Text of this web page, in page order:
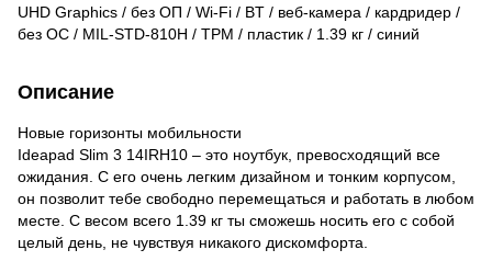
UHD Graphics / без ОП / Wi-Fi / BT / веб-камера / кардридер /
без ОС / MIL-STD-810H / TPM / пластик / 1.39 кг / синий
Описание
Новые горизонты мобильности
Ideapad Slim 3 14IRH10 – это ноутбук, превосходящий все
ожидания. С его очень легким дизайном и тонким корпусом,
он позволит тебе свободно перемещаться и работать в любом
месте. С весом всего 1.39 кг ты сможешь носить его с собой
целый день, не чувствуя никакого дискомфорта.